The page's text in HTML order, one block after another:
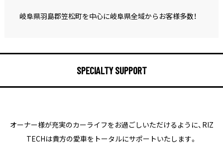
岐阜県羽島郡笠松町を中心に岐阜県全域からお客様多数！
SPECIALTY SUPPORT
オーナー様が充実のカーライフをお過ごしいただけるように、 RIZ
TECHは貴方の愛車をトータルにサポートいたします。